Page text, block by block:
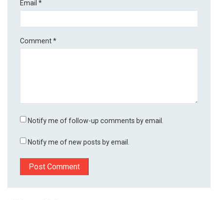
Email*
Comment*
Notify me of follow-up comments by email.
Notify me of new posts by email.